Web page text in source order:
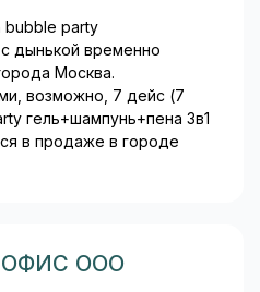
bubble party
дынькой временно
Москва.
возможно, 7 дейс (7
гель+шампунь+пена 3в1
в продаже в городе
ООО